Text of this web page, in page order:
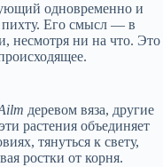
одновременно и
пихту. Его смысл — в
несмотря ни на что. Это
деревом вяза, другие
растения объединяет
тянуться к свету,
ростки от корня.